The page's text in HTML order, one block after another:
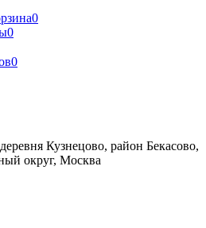
0
0
0
Кузнецово, район Бекасово,
округ, Москва